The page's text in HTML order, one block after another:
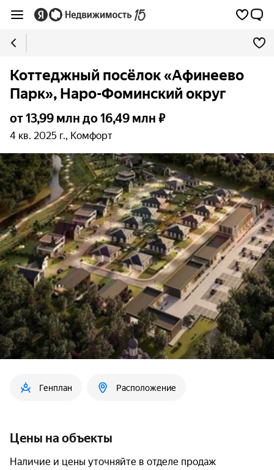
Коттеджный посёлок «Афинеево
Парк», Наро-Фоминский округ
от 13,99 млн до 16,49 млн ₽
4 кв. 2025 г., Комфорт
Генплан Расположение
Цены на объекты
Наличие и цены уточняйте в отделе продаж